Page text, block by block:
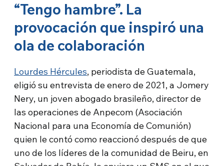
“Tengo hambre”. La
provocación que inspiró una
ola de colaboración
Lourdes Hércules, periodista de Guatemala,
eligió su entrevista de enero de 2021, a Jomery
Nery, un joven abogado brasileño, director de
las operaciones de Anpecom (Asociación
Nacional para una Economía de Comunión)
quien le contó como reaccionó después de que
uno de los líderes de la comunidad de Beiru, en